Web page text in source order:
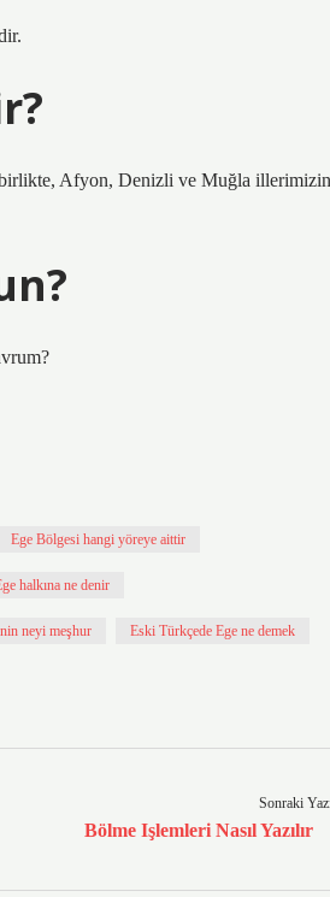
birlikte, Afyon, Denizli ve Muğla illerimizin
Ege Bölgesi hangi yöreye aittir
halkına ne denir
neyi meşhur Eski Türkçede Ege ne demek
Sonraki
Bölme Işlemleri Nasıl Yazılır